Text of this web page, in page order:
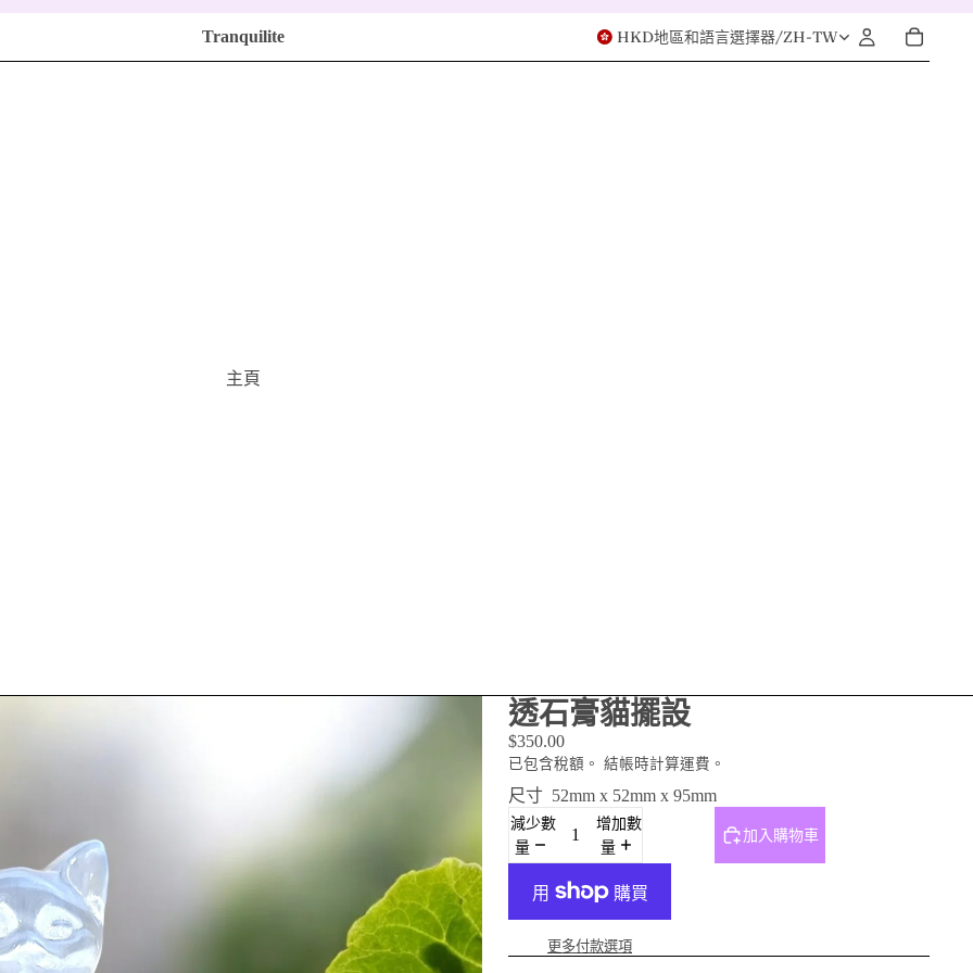
Tranquilite
HKD地區和語言選擇器/ZH-TW
主頁
透石膏貓擺設
$350.00
已包含稅額。 結帳時計算運費。
尺寸 52mm x 52mm x 95mm
減少數
量
增加數
量
加入購物車
更多付款選項